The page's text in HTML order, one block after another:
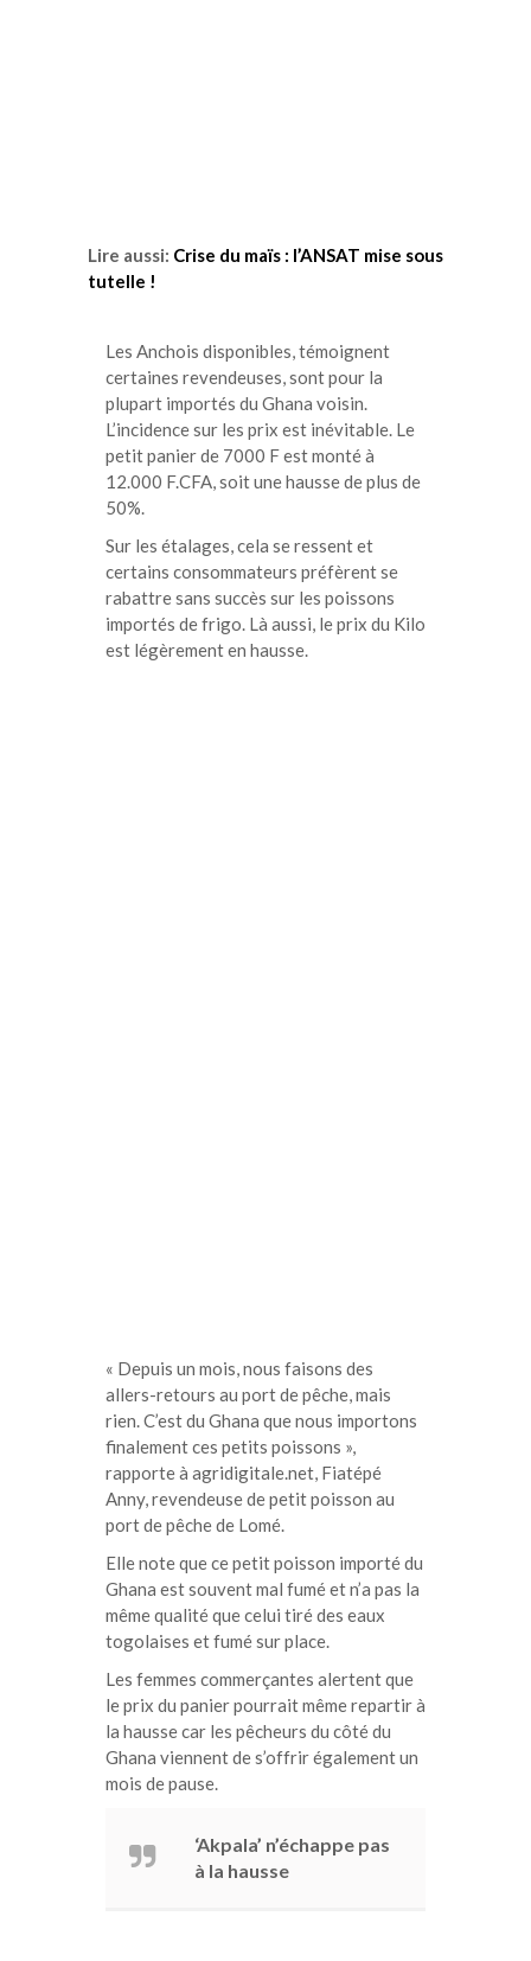
Lire aussi: Crise du maïs : l’ANSAT mise sous
tutelle !
Les Anchois disponibles, témoignent
certaines revendeuses, sont pour la
plupart importés du Ghana voisin.
L’incidence sur les prix est inévitable. Le
petit panier de 7000 F est monté à
12.000 F.CFA, soit une hausse de plus de
50%.
Sur les étalages, cela se ressent et
certains consommateurs préfèrent se
rabattre sans succès sur les poissons
importés de frigo. Là aussi, le prix du Kilo
est légèrement en hausse.
« Depuis un mois, nous faisons des
allers-retours au port de pêche, mais
rien. C’est du Ghana que nous importons
finalement ces petits poissons »,
rapporte à agridigitale.net, Fiatépé
Anny, revendeuse de petit poisson au
port de pêche de Lomé.
Elle note que ce petit poisson importé du
Ghana est souvent mal fumé et n’a pas la
même qualité que celui tiré des eaux
togolaises et fumé sur place.
Les femmes commerçantes alertent que
le prix du panier pourrait même repartir à
la hausse car les pêcheurs du côté du
Ghana viennent de s’offrir également un
mois de pause.
‘Akpala’ n’échappe pas
à la hausse